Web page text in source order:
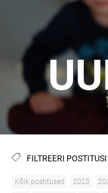
FILTREERI POSTITUSI
Kõik postitused 2023